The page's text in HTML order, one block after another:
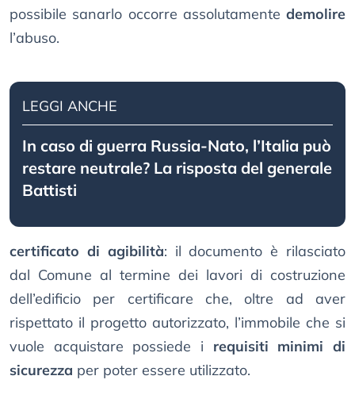
possibile sanarlo occorre assolutamente demolire
l’abuso.
LEGGI ANCHE
In caso di guerra Russia-Nato, l’Italia può
restare neutrale? La risposta del generale
Battisti
certificato di agibilità: il documento è rilasciato
dal Comune al termine dei lavori di costruzione
dell’edificio per certificare che, oltre ad aver
rispettato il progetto autorizzato, l’immobile che si
vuole acquistare possiede i requisiti minimi di
sicurezza per poter essere utilizzato.